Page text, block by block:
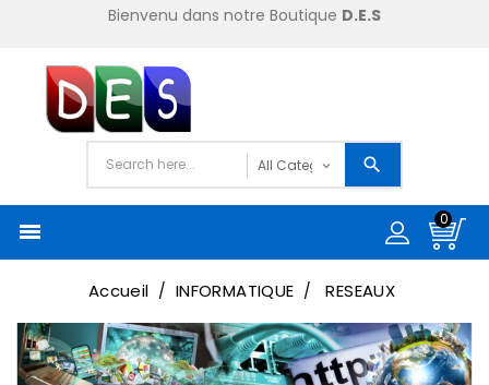
Bienvenu dans notre Boutique D.E.S

0
Accueil INFORMATIQUE RESEAUX